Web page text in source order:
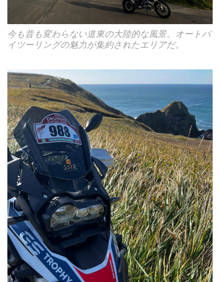
今も昔も変わらない道東の大陸的な風景。オートバ
イツーリングの魅力が集約されたエリアだ。